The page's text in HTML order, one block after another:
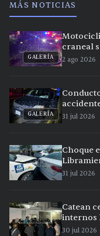
MÁS NOTICIAS
GALERÍA
craneal
2 ago 2026
GALERÍA 31 jul 2026
Choque
31 jul 2026
Catean
internos
30 jul 2026